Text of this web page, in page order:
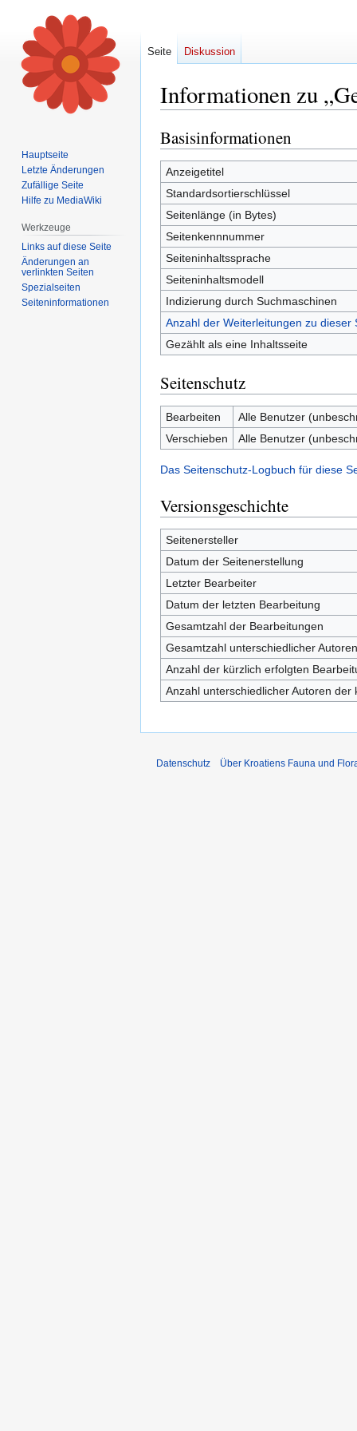
Informationen zu
Zur
Navigation
springen
Zur
Suche
springen
Basisinformationen
Anzeigetitel
Standardsortierschlüssel
Seitenlänge (in Bytes)
Seitenkennnummer
Seiteninhaltssprache
Seiteninhaltsmodell
Indizierung durch Suchmaschinen
Anzahl der Weiterleitungen zu dieser
Gezählt als eine Inhaltsseite
Seitenschutz
Bearbeiten
Alle Benutzer
Verschieben
Alle Benutzer
Das Seitenschutz-Logbuch für diese
Versionsgeschichte
Seitenersteller
Datum der Seitenerstellung
Letzter Bearbeiter
Datum der letzten Bearbeitung
Gesamtzahl der Bearbeitungen
Gesamtzahl unterschiedlicher Autoren
Anzahl der kürzlich erfolgten
Anzahl unterschiedlicher Autoren
Seite Diskussion
Hauptseite
Letzte Änderungen
Zufällige Seite
Hilfe zu MediaWiki
Werkzeuge
Links auf diese Seite
Änderungen an
verlinkten Seiten
Spezialseiten
Seiten­informationen
Datenschutz Über Kroatiens Fauna und